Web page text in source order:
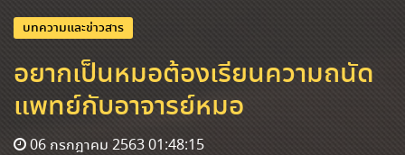
บทความและข่าวสาร
อยากเป็นหมอต้องเรียนความถนัด
แพทย์กับอาจารย์หมอ
06 กรกฎาคม 2563 01:48:15